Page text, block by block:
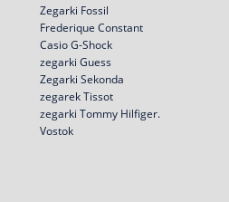
Zegarki Fossil
Frederique Constant
Casio G-Shock
zegarki Guess
Zegarki Sekonda
zegarek Tissot
zegarki Tommy Hilfiger.
Vostok